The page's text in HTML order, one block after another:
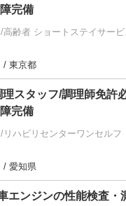
完備
齢者 ショートステイサー
/ 東京都
理スタッフ/調理師免許
完備
ハビリセンターワンセルフ
/ 愛知県
エンジンの性能検査・